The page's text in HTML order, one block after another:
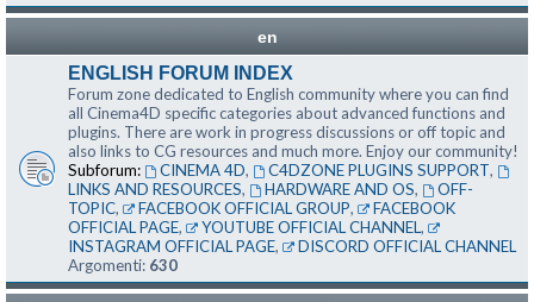
en
ENGLISH FORUM INDEX
Forum zone dedicated to English community where you can find
all Cinema4D specific categories about advanced functions and
plugins. There are work in progress discussions or off topic and
also links to CG resources and much more. Enjoy our community!
Subforum:
CINEMA 4D, C4DZONE PLUGINS SUPPORT,
LINKS AND RESOURCES, HARDWARE AND OS,
OFF-
TOPIC, FACEBOOK OFFICIAL GROUP,
FACEBOOK
OFFICIAL PAGE, YOUTUBE OFFICIAL CHANNEL,
INSTAGRAM OFFICIAL PAGE,
DISCORD OFFICIAL CHANNEL
Argomenti: 630